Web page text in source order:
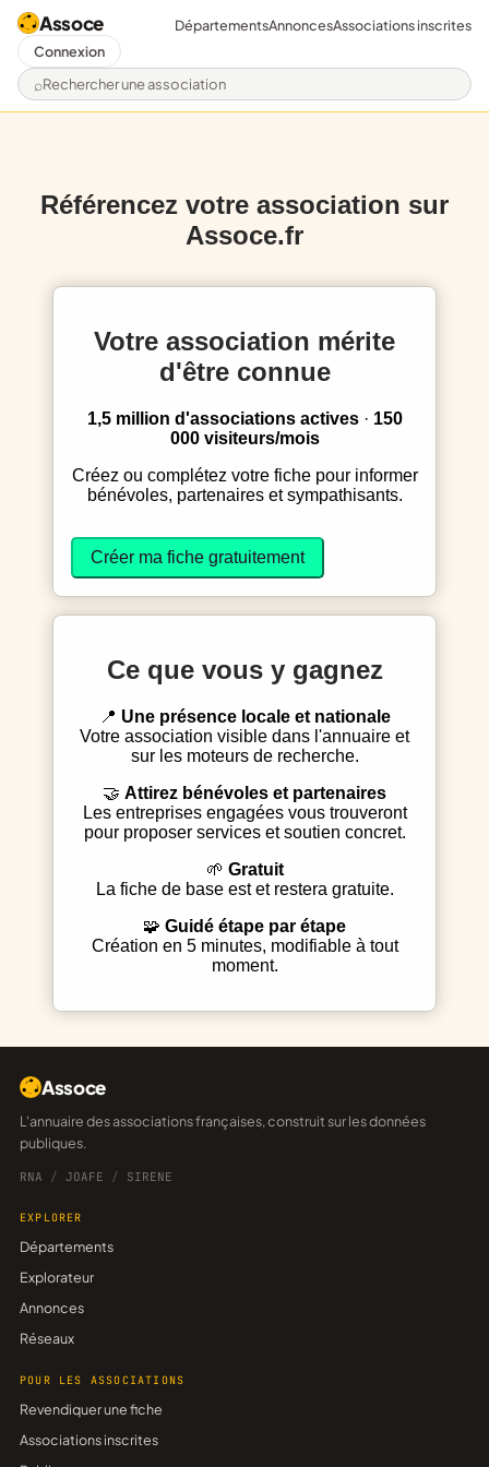
Assoce
Rechercher une association
DépartementsAnnoncesAssociations inscrites
Connexion
Référencez votre association sur
Assoce.fr
Votre association mérite
d'être connue
1,5 million d'associations actives· 150
000 visiteurs/mois
Créez ou complétez votre fiche pour informer
bénévoles, partenaires et sympathisants.
Créer ma fiche gratuitement
Ce que vous y gagnez
Une présence locale et nationale
Votre association visible dans l'annuaire et
sur les moteurs de recherche.
Attirez bénévoles et partenaires
Les entreprises engagées vous trouveront
pour proposer services et soutien concret.
Gratuit
La fiche de base est et restera gratuite.
Guidé étape par étape
Création en 5 minutes, modifiable à tout
moment.
Assoce
L'annuaire des associations françaises, construit sur les données
publiques.
RNA / JOAFE / SIRENE
EXPLORER
Départements
Explorateur
Annonces
Réseaux
POUR LES ASSOCIATIONS
Revendiquer une fiche
Associations inscrites